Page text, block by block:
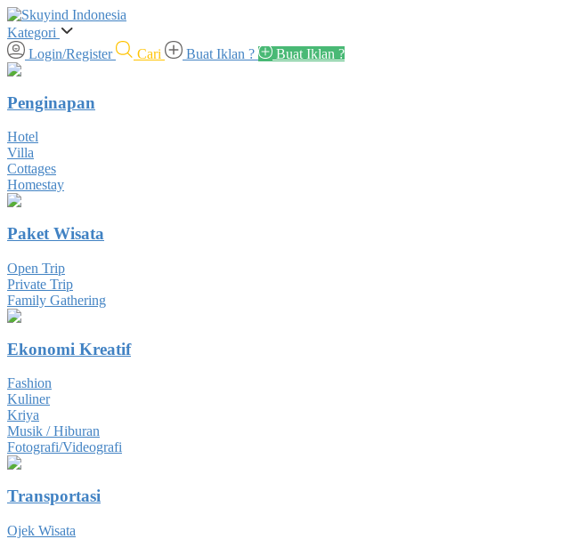
Kategori
Login/Register
Cari Buat Iklan ? Buat Iklan ?
Penginapan
Hotel
Villa
Cottages
Homestay
Paket Wisata
Open Trip
Private Trip
Family Gathering
Ekonomi Kreatif
Fashion
Kuliner
Kriya
Musik / Hiburan
Fotografi/Videografi
Transportasi
Ojek Wisata